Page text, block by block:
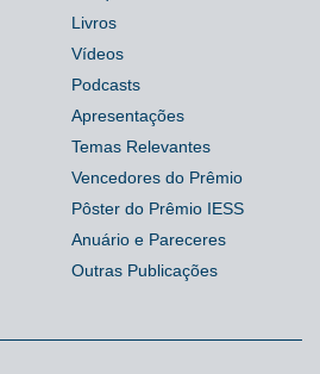
Livros
Vídeos
Podcasts
Apresentações
Temas Relevantes
Vencedores do Prêmio
Pôster do Prêmio IESS
Anuário e Pareceres
Outras Publicações